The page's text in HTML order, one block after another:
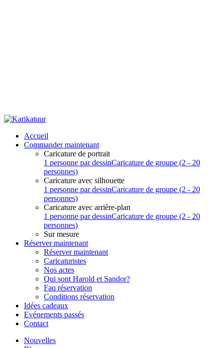
Accueil
Commander maintenant
Caricature de portrait
1 personne par dessinCaricature de groupe (2 - 20
personnes)
Caricature avec silhouette
1 personne par dessinCaricature de groupe (2 - 20
personnes)
Caricature avec arrière-plan
1 personne par dessinCaricature de groupe (2 - 20
personnes)
Sur mesure
Réserver maintenant
Réserver maintenant
Caricaturistes
Nos actes
Qui sont Harold et Sandor?
Faq réservation
Conditions réservation
Idées cadeaux
Evénements passés
Contact
Nouvelles